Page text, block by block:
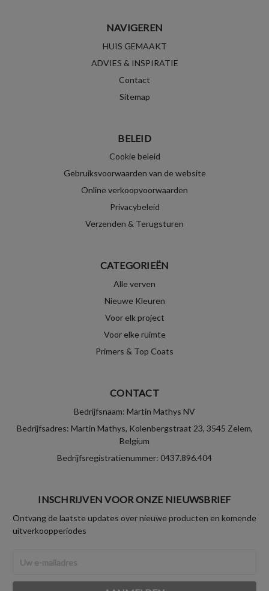
NAVIGEREN
HUIS GEMAAKT
ADVIES & INSPIRATIE
Contact
Sitemap
BELEID
Cookie beleid
Gebruiksvoorwaarden van de website
Online verkoopvoorwaarden
Privacybeleid
Verzenden & Terugsturen
CATEGORIEËN
Alle verven
Nieuwe Kleuren
Voor elk project
Voor elke ruimte
Primers & Top Coats
CONTACT
Bedrijfsnaam: Martin Mathys NV
Bedrijfsadres: Martin Mathys, Kolenbergstraat 23, 3545 Zelem,
Belgium
Bedrijfsregistratienummer: 0437.896.404
INSCHRIJVEN VOOR ONZE NIEUWSBRIEF
Ontvang de laatste updates over nieuwe producten en komende
uitverkoopperiodes
mailadres